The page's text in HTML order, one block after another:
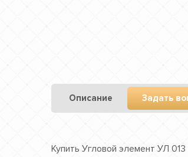
Описание Задать
Купить Угловой элемент УЛ